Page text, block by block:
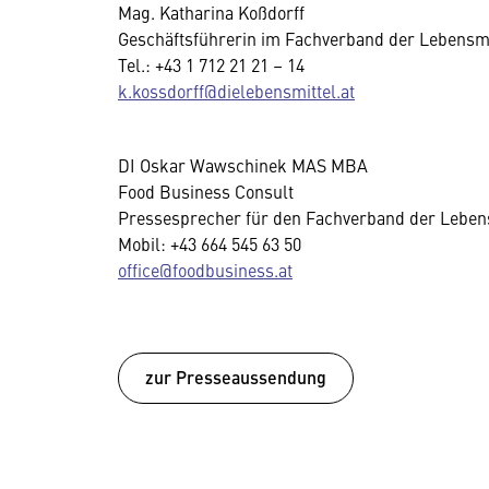
Mag. Katharina Koßdorff
Geschäftsführerin im Fachverband der
Tel.: +43 1 712 21 21 – 14
k.kossdorff@dielebensmittel.at
DI Oskar Wawschinek MAS MBA
Food Business Consult
Pressesprecher für den Fachverband der
Mobil: +43 664 545 63 50
office@foodbusiness.at
zur Presseaussendung